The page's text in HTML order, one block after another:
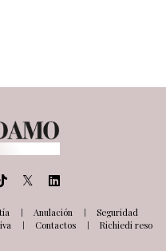
Anulación
Seguridad
Contactos Richiedi reso